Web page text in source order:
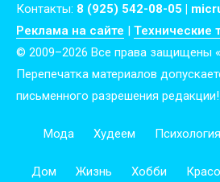
Контакты: 8 (925) 542-08-05 |
Реклама на сайте | Технические
© 2009–2026 Все права защищены
Перепечатка материалов
письменного разрешения редакции!
Мода Худеем Психология
Дом Жизнь Хобби